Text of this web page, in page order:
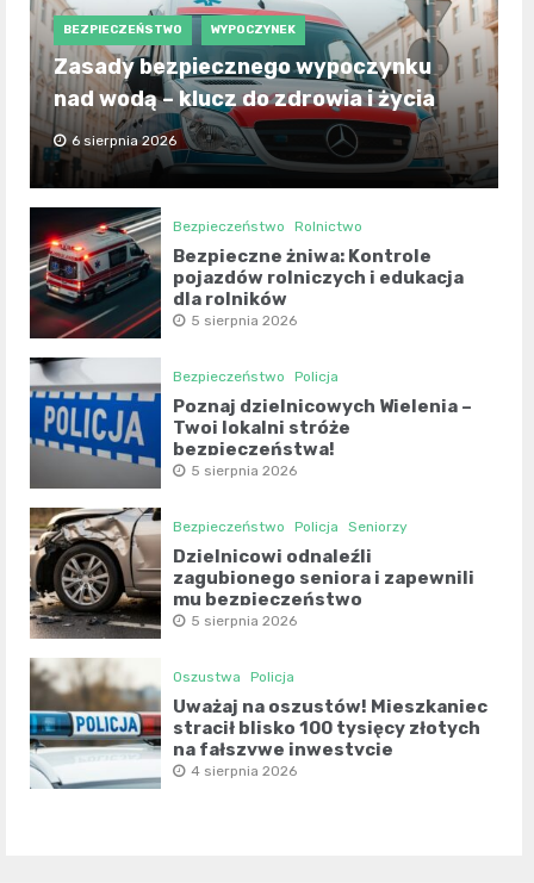
BEZPIECZEŃSTWO WYPOCZYNEK
Zasady bezpiecznego wypoczynku
nad wodą – klucz do zdrowia i życia
6 sierpnia 2026
Bezpieczeństwo Rolnictwo
Bezpieczne żniwa: Kontrole
pojazdów rolniczych i edukacja
dla rolników
5 sierpnia 2026
Bezpieczeństwo Policja
Poznaj dzielnicowych Wielenia –
Twoi lokalni stróże
bezpieczeństwa!
5 sierpnia 2026
Bezpieczeństwo Policja Seniorzy
Dzielnicowi odnaleźli
zagubionego seniora i zapewnili
mu bezpieczeństwo
5 sierpnia 2026
Oszustwa Policja
Uważaj na oszustów! Mieszkaniec
stracił blisko 100 tysięcy złotych
na fałszywe inwestycje
4 sierpnia 2026